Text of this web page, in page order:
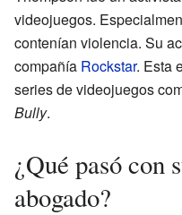
videojuegos.
contenían violencia. Su
compañía Rockstar. Esta
series de videojuegos
Bully.
¿Qué pasó con
abogado?